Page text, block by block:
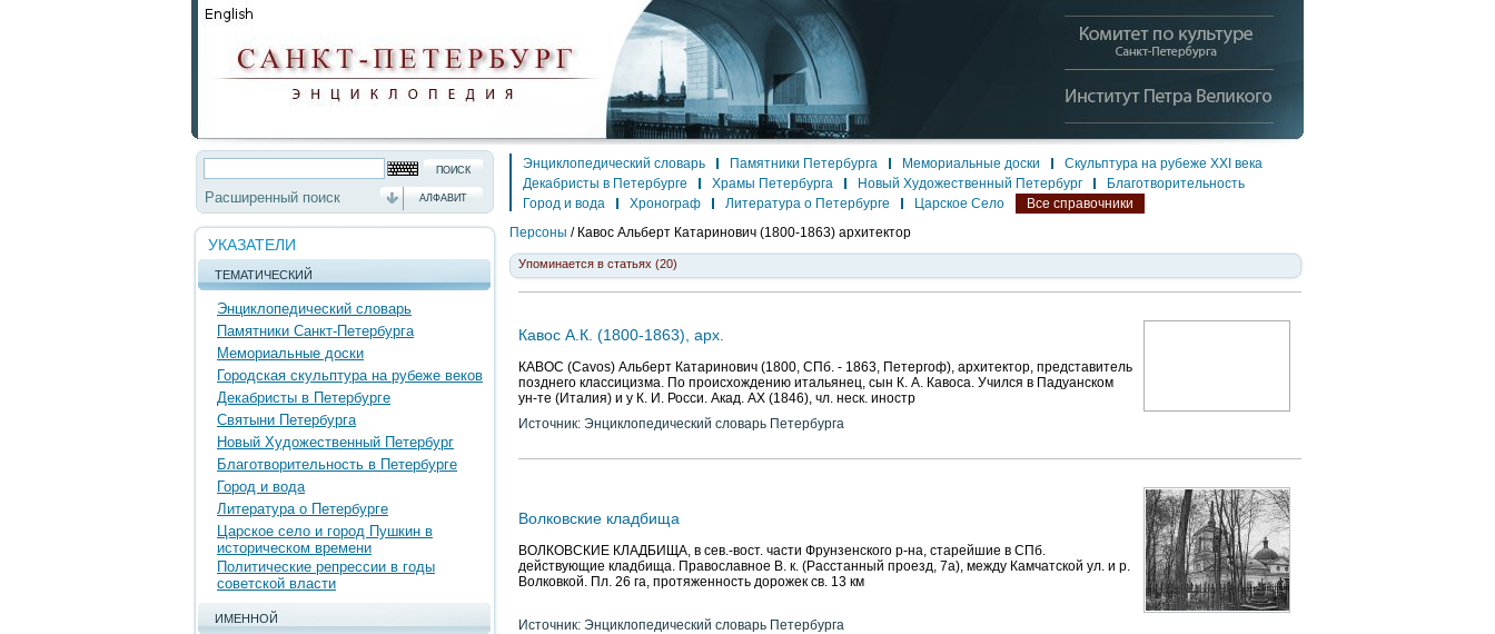
Расширенный поиск АЛФАВИТ
УКАЗАТЕЛИ
ТЕМАТИЧЕСКИЙ
Энциклопедический словарь
Памятники Санкт-Петербурга
Мемориальные доски
Городская скульптура на рубеже веков
Декабристы в Петербурге
Святыни Петербурга
Новый Художественный Петербург
Благотворительность в Петербурге
Город и вода
Литература о Петербурге
Царское село и город Пушкин в
историческом времени
Политические репрессии в годы
советской власти
ИМЕННОЙ
Энциклопедический словарь Памятники Петербурга Мемориальные доски
Скульптура на рубеже XXI века
Декабристы в Петербурге
Храмы Петербурга Новый Художественный Петербург
Благотворительность
Город и вода
Хронограф Литература о Петербурге Царское Село
Все справочники
Персоны / Кавос Альберт Катаринович (1800-1863) архитектор
Упоминается в статьях (20)
Кавос А.К. (1800-1863), арх.
КАВОС (Cavos) Альберт Катаринович (1800, СПб. - 1863, Петергоф), архитектор, представитель
позднего классицизма. По происхождению итальянец, сын К. А. Кавоса. Учился в Падуанском
ун-те (Италия) и у К. И. Росси. Акад. АХ (1846), чл. неск. иностр
Источник: Энциклопедический словарь Петербурга
Волковские кладбища
ВОЛКОВСКИЕ КЛАДБИЩА, в сев.-вост. части Фрунзенского р-на, старейшие в СПб.
действующие кладбища. Православное В. к. (Расстанный проезд, 7а), между Камчатской ул. и р.
Волковкой. Пл. 26 га, протяженность дорожек св. 13 км
Источник: Энциклопедический словарь Петербурга